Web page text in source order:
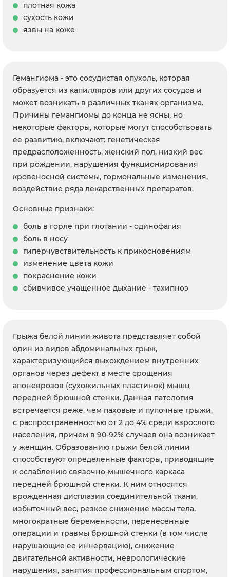
плотная кожа
сухость кожи
язвы на коже
Гемангиома - это сосудистая опухоль, которая
образуется из капилляров или других сосудов и
может возникать в различных тканях организма.
Причины гемангиомы до конца не ясны, но
некоторые факторы, которые могут способствовать
ее развитию, включают: генетическая
предрасположенность, женский пол, низкий вес
при рождении, нарушения функционирования
кровеносной системы, гормональные изменения,
воздействие ряда лекарственных препаратов.
Основные признаки:
боль в горле при глотании - одинофагия
боль в носу
гиперчувствительность к прикосновениям
изменение цвета кожи
покраснение кожи
сбивчивое учащенное дыхание - тахипноэ
Грыжа белой линии живота представляет собой
один из видов абдоминальных грыж,
характеризующийся выхождением внутренних
органов через дефект в месте срощения
апоневрозов (сухожильных пластинок) мышц
передней брюшной стенки. Данная патология
встречается реже, чем паховые и пупочные грыжи,
с распространенностью от 2 до 4% среди взрослого
населения, причем в 90-92% случаев она возникает
у женщин. Образованию грыжи белой линии
способствуют определенные факторы, приводящие
к ослаблению связочно-мышечного каркаса
передней брюшной стенки. К ним относятся
врожденная дисплазия соединительной ткани,
избыточный вес, резкое снижение массы тела,
многократные беременности, перенесенные
операции и травмы брюшной стенки (в том числе
нарушающие ее иннервацию), снижение
двигательной активности, неврологические
нарушения, занятия профессиональным спортом,